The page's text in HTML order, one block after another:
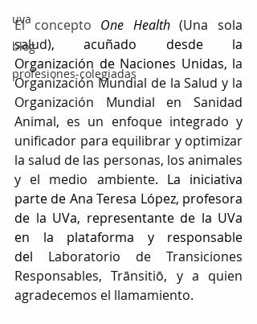
uva
blog
profesiones-colegiadas
El concepto One Health (Una sola
salud), acuñado desde la
Organización de Naciones Unidas, la
Organización Mundial de la Salud y la
Organización Mundial en Sanidad
Animal, es un enfoque integrado y
unificador para equilibrar y optimizar
la salud de las personas, los animales
y el medio ambiente. La iniciativa
parte de Ana Teresa López, profesora
de la UVa, representante de la UVa
en la plataforma y responsable
del Laboratorio de Transiciones
Responsables, Trānsitiō, y a quien
agradecemos el llamamiento.